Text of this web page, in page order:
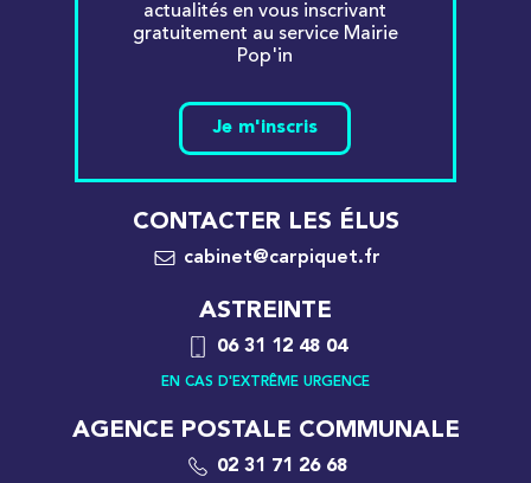
actualités en vous inscrivant
gratuitement au service Mairie
Pop'in
Je m'inscris
CONTACTER LES ÉLUS
cabinet@carpiquet.fr
ASTREINTE
06 31 12 48 04
EN CAS D'EXTRÊME URGENCE
AGENCE POSTALE COMMUNALE
02 31 71 26 68